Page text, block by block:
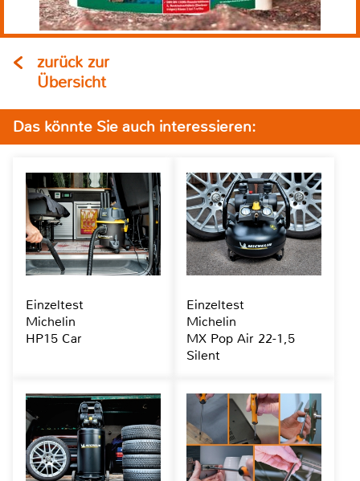
zurück zur
Übersicht
Das könnte Sie auch interessieren:
Einzeltest
Michelin
HP15 Car
Einzeltest
Michelin
MX Pop Air 22-1,5
Silent